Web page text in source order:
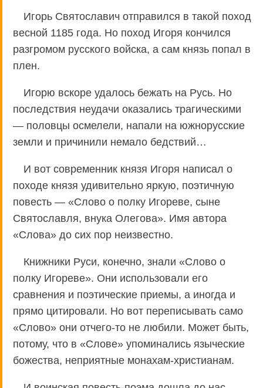
Игорь Святославич отправился в такой поход
весной 1185 года. Но поход Игоря кончился
разгромом русского войска, а сам князь попал в
плен.
Игорю вскоре удалось бежать на Русь. Но
последствия неудачи оказались трагическими
— половцы осмелели, напали на южнорусские
земли и причинили немало бедствий…
И вот современник князя Игоря написал о
походе князя удивительно яркую, поэтичную
повесть — «Слово о полку Игореве, сыне
Святославля, внука Олегова». Имя автора
«Слова» до сих пор неизвестно.
Книжники Руси, конечно, знали «Слово о
полку Игореве». Они использовали его
сравнения и поэтические приемы, а иногда и
прямо цитировали. Но вот переписывать само
«Слово» они отчего-то не любили. Может быть,
потому, что в «Слове» упоминались языческие
божества, неприятные монахам-христианам.